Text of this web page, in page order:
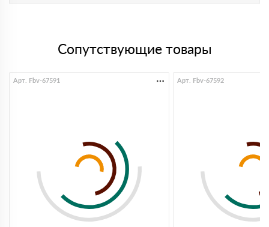
Сопутствующие товары
Арт. Fbv-67591 Арт. Fbv-67592